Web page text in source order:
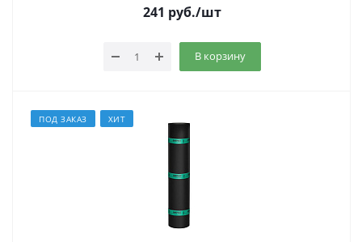
241 руб./шт
В корзину
ПОД ЗАКАЗ ХИТ